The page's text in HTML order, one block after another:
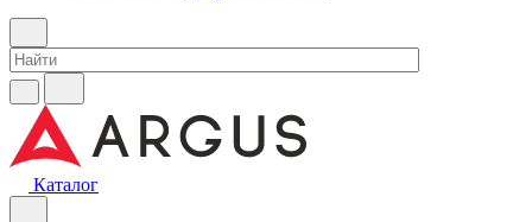
Каталог